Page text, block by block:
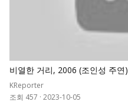
비열한 거리, 2006 (조인성 주연)
KReporter
조회 457 · 2023-10-05